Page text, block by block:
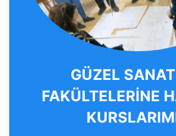
GÜZEL
FAKÜLTELERİNE